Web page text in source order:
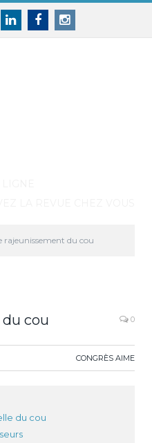
LinkedinFacebookInstagram
rajeunissement du cou
cou 0
CONGRÈS AIME
du cou